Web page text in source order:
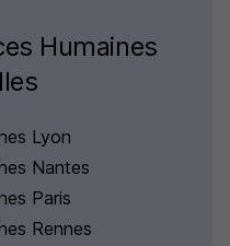
Humaines
Lyon
Nantes
Paris
Rennes